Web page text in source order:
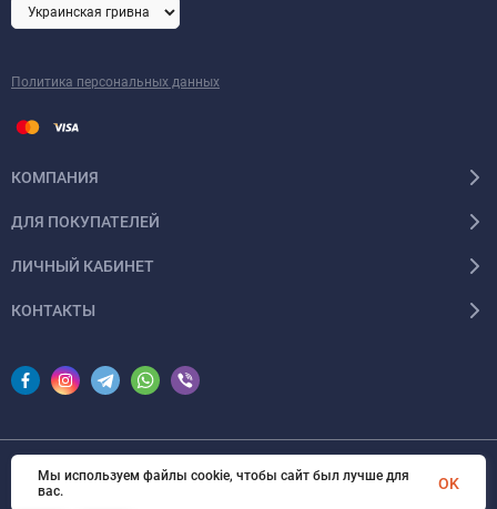
Политика персональных данных
КОМПАНИЯ
ДЛЯ ПОКУПАТЕЛЕЙ
ЛИЧНЫЙ КАБИНЕТ
КОНТАКТЫ
© 2026 InSale. Все права защищены
Мы используем файлы cookie, чтобы сайт был лучше для
вас.
OK